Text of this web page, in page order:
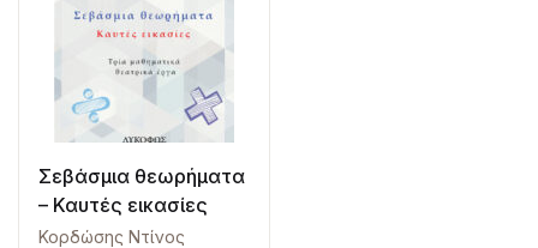
Σεβάσμια θεωρήματα
– Καυτές εικασίες
Κορδώσης Ντίνος